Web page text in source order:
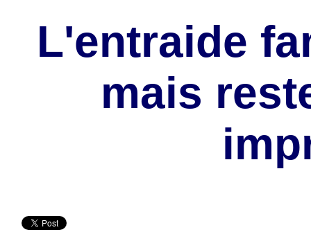
L'entraide
mais